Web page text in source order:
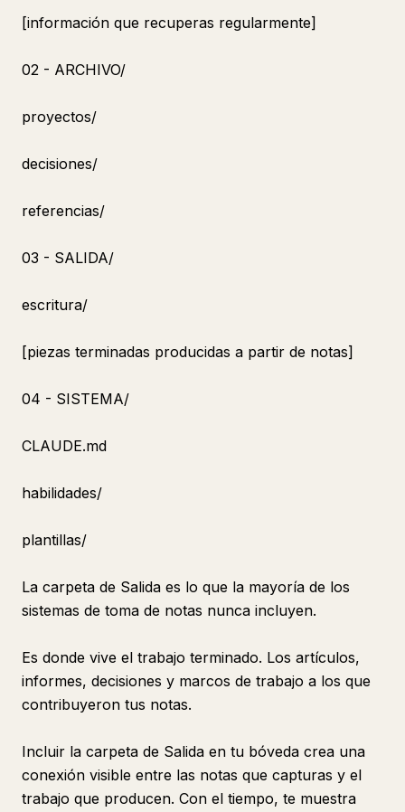
[información que recuperas regularmente]
02 - ARCHIVO/
proyectos/
decisiones/
referencias/
03 - SALIDA/
escritura/
[piezas terminadas producidas a partir de notas]
04 - SISTEMA/
CLAUDE.md
habilidades/
plantillas/
La carpeta de Salida es lo que la mayoría de los
sistemas de toma de notas nunca incluyen.
Es donde vive el trabajo terminado. Los artículos,
informes, decisiones y marcos de trabajo a los que
contribuyeron tus notas.
Incluir la carpeta de Salida en tu bóveda crea una
conexión visible entre las notas que capturas y el
trabajo que producen. Con el tiempo, te muestra